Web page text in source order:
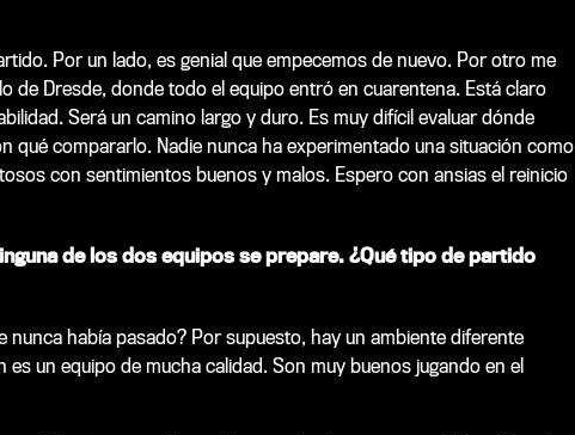
Por un lado, es genial que empecemos de nuevo. Por otro me
de Dresde, donde todo el equipo entró en cuarentena. Está claro
Será un camino largo y duro. Es muy difícil evaluar dónde
qué compararlo. Nadie nunca ha experimentado una situación como
con sentimientos buenos y malos. Espero con ansias el reinicio
de los dos equipos se prepare. ¿Qué tipo de partido
nunca había pasado? Por supuesto, hay un ambiente diferente
un equipo de mucha calidad. Son muy buenos jugando en el